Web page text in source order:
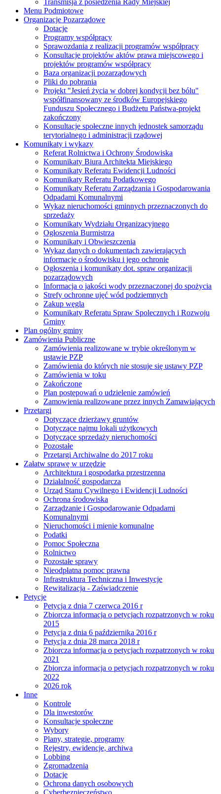
Transmisja z posiedzenia Rady Miejskiej
Menu Podmiotowe
Organizacje Pozarządowe
Dotacje
Programy współpracy
Sprawozdania z realizacji programów współpracy
Konsultacje projektów aktów prawa miejscowego i
projektów programów współpracy
Baza organizacji pozarządowych
Pliki do pobrania
Projekt "Jesień życia w dobrej kondycji bez bólu"
współfinansowany ze środków Europejskiego
Funduszu Społecznego i Budżetu Państwa-projekt
zakończony
Konsultacje społeczne innych jednostek samorządu
terytorialnego i administracji rządowej
Komunikaty i wykazy
Referat Rolnictwa i Ochrony Środowiska
Komunikaty Biura Architekta Miejskiego
Komunikaty Referatu Ewidencji Ludności
Komunikaty Referatu Podatkowego
Komunikaty Referatu Zarządzania i Gospodarowania
Odpadami Komunalnymi
Wykaz nieruchomości gminnych przeznaczonych do
sprzedaży
Komunikaty Wydziału Organizacyjnego
Ogłoszenia Burmistrza
Komunikaty i Obwieszczenia
Wykaz danych o dokumentach zawierających
informacje o środowisku i jego ochronie
Ogłoszenia i komunikaty dot. spraw organizacji
pozarządowych
Informacja o jakości wody przeznaczonej do spożycia
Strefy ochronne ujęć wód podziemnych
Zakup węgla
Komunikaty Referatu Spraw Spolecznych i Rozwoju
Gminy
Plan ogólny gminy
Zamówienia Publiczne
Zamówienia realizowane w trybie określonym w
ustawie PZP
Zamówienia do których nie stosuje się ustawy PZP
Zamówienia w toku
Zakończone
Plan postępowań o udzielenie zamówień
Zamowienia realizowane przez innych Zamawiających
Przetargi
Dotyczące dzierżawy gruntów
Dotyczące najmu lokali użytkowych
Dotyczące sprzedaży nieruchomości
Pozostałe
Przetargi Archiwalne do 2017 roku
Załatw sprawę w urzędzie
Architektura i gospodarka przestrzenna
Działalność gospodarcza
Urząd Stanu Cywilnego i Ewidencji Ludności
Ochrona środowiska
Zarządzanie i Gospodarowanie Odpadami
Komunalnymi
Nieruchomości i mienie komunalne
Podatki
Pomoc Społeczna
Rolnictwo
Pozostałe sprawy
Nieodpłatna pomoc prawna
Infrastruktura Techniczna i Inwestycje
Rewitalizacja - Zaświadczenie
Petycje
Petycja z dnia 7 czerwca 2016 r
Zbiorcza informacja o petycjach rozpatrzonych w roku
2015
Petycja z dnia 6 października 2016 r
Petycja z dnia 28 marca 2018 r
Zbiorcza informacja o petycjach rozpatrzonych w roku
2021
Zbiorcza informacja o petycjach rozpatrzonych w roku
2022
2026 rok
Inne
Kontrole
Dla inwestorów
Konsultacje społeczne
Wybory
Plany, strategie, programy
Rejestry, ewidencje, archiwa
Lobbing
Zgromadzenia
Dotacje
Ochrona danych osobowych
Cyberbezpieczeństwo